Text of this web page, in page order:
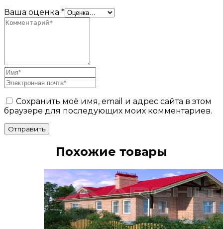
Ваша оценка *
Сохранить моё имя, email и адрес сайта в этом
браузере для последующих моих комментариев.
Отправить
Похожие товары